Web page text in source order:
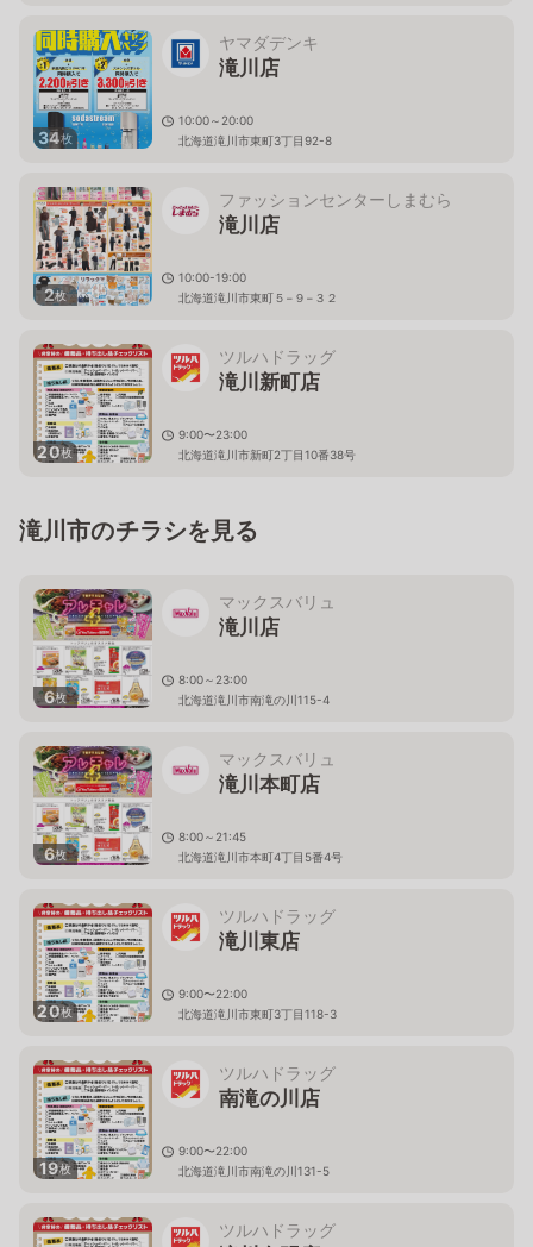
34枚
ヤマダデンキ
滝川店
10:00～20:00
北海道滝川市東町3丁目92-8
2枚
ファッションセンターしまむら
滝川店
10:00-19:00
北海道滝川市東町５−９−３２
20枚
ツルハドラッグ
滝川新町店
9:00〜23:00
北海道滝川市新町2丁目10番38号
滝川市のチラシを見る
6枚
マックスバリュ
滝川店
8:00～23:00
北海道滝川市南滝の川115-4
6枚
マックスバリュ
滝川本町店
8:00～21:45
北海道滝川市本町4丁目5番4号
20枚
ツルハドラッグ
滝川東店
9:00〜22:00
北海道滝川市東町3丁目118-3
19枚
ツルハドラッグ
南滝の川店
9:00〜22:00
北海道滝川市南滝の川131-5
ツルハドラッグ